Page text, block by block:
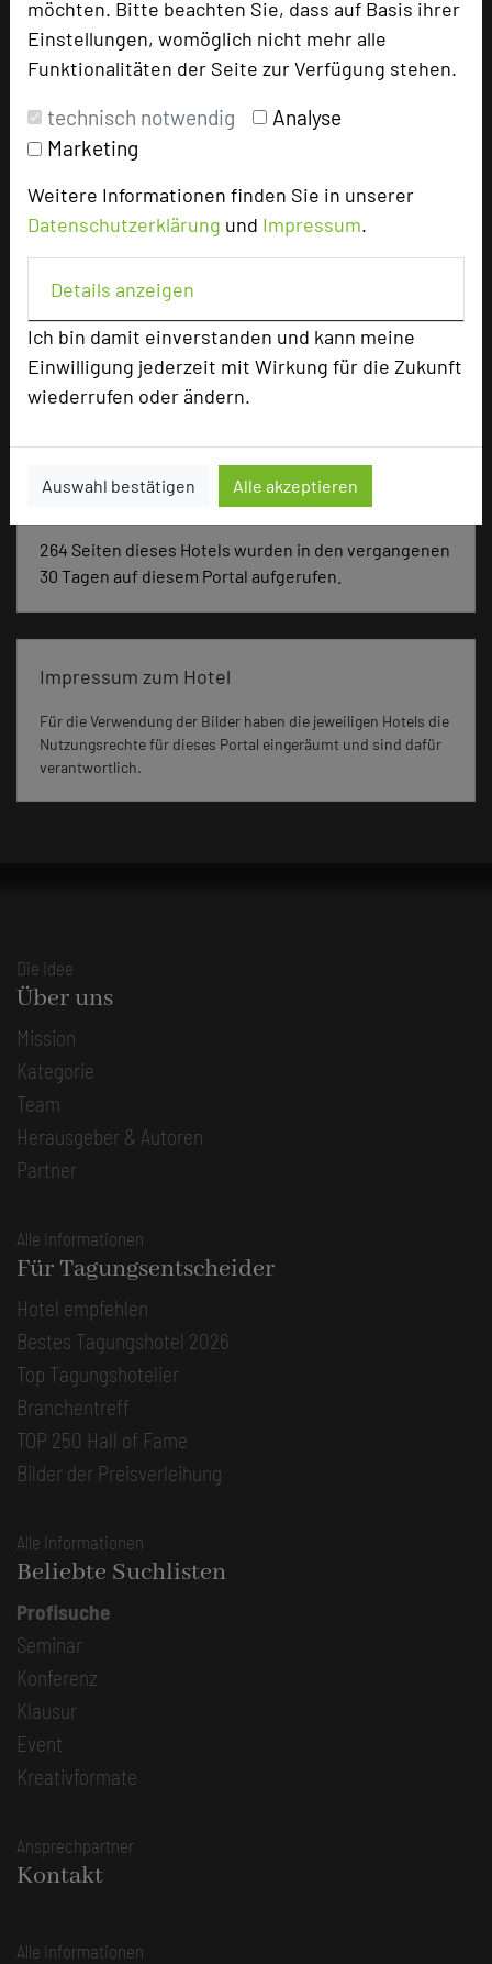
möchten. Bitte beachten Sie, dass auf Basis ihrer
Einstellungen, womöglich nicht mehr alle
Funktionalitäten der Seite zur Verfügung stehen.
technisch notwendig
Analyse
Marketing
Weitere Informationen finden Sie in unserer
Datenschutzerklärung und Impressum.
Details anzeigen
Ich bin damit einverstanden und kann meine
Einwilligung jederzeit mit Wirkung für die Zukunft
wiederrufen oder ändern.
Auswahl bestätigen Alle akzeptieren
Max. Tagungskapazität (Personen)
U-Form
Parlamentarisch
70
Tagungsräume
Ausstellungsfläche
Zimmer
Doppelzimmer
Einzelzimmer
20
Suiten
Besonders geeignet für
Seminar, Konferenz, Klausur
264 Seiten dieses Hotels wurden in den vergangenen
30 Tagen auf diesem Portal aufgerufen.
Impressum zum Hotel
Für die Verwendung der Bilder haben die jeweiligen Hotels die
Nutzungsrechte für dieses Portal eingeräumt und sind dafür
verantwortlich.
Die Idee
Über uns
Mission
Kategorie
Team
Herausgeber & Autoren
Partner
Alle Informationen
Für Tagungsentscheider
Hotel empfehlen
Bestes Tagungshotel 2026
Top Tagungshotelier
Branchentreff
TOP 250 Hall of Fame
Bilder der Preisverleihung
Alle Informationen
Beliebte Suchlisten
Profisuche
Seminar
Konferenz
Klausur
Event
Kreativformate
Ansprechpartner
Kontakt
Alle Informationen